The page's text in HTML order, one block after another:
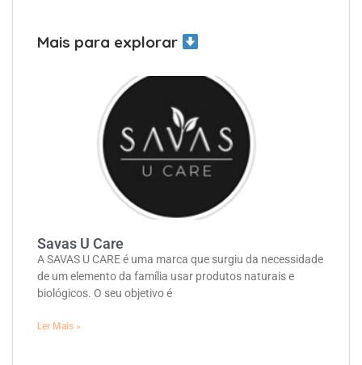
Mais para explorar
Savas U Care
A SAVAS U CARE é uma marca que surgiu da necessidade
de um elemento da família usar produtos naturais e
biológicos. O seu objetivo é
Ler Mais »